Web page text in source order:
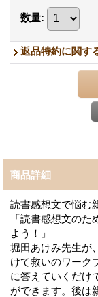
数量:
返品特約に関す
商品詳細
読書感想文で悩む
「読書感想文の
よう！」
堀田あけみ先生が
けて救いのワーク
に答えていくだけ
ができます。後は